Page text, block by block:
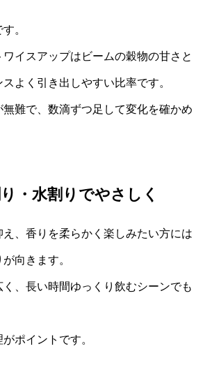
。
イスアップはビームの穀物の甘さと
よく引き出しやすい比率です。
難で、数滴ずつ足して変化を確かめ
・水割りでやさしく
、香りを柔らかく楽しみたい方には
向きます。
、長い時間ゆっくり飲むシーンでも
ポイントです。